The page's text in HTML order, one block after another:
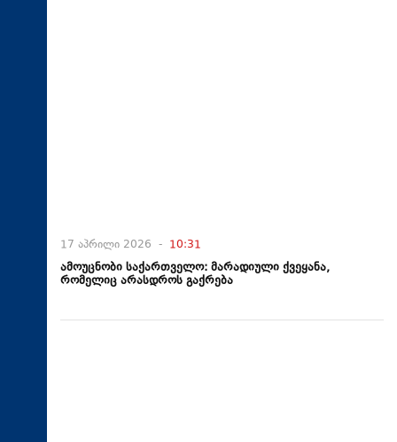
17 აპრილი 2026 - 10:31
ამოუცნობი საქართველო: მარადიული ქვეყანა,
რომელიც არასდროს გაქრება